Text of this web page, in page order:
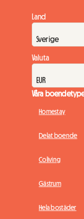
Land
Valuta
Våra
Homestay
Delat boende
Coliving
Gästrum
Hela bostäder